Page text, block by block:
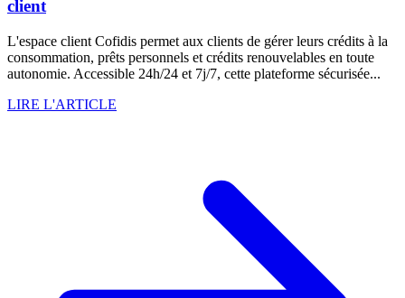
client
L'espace client Cofidis permet aux clients de gérer leurs crédits à la
consommation, prêts personnels et crédits renouvelables en toute
autonomie. Accessible 24h/24 et 7j/7, cette plateforme sécurisée...
LIRE L'ARTICLE